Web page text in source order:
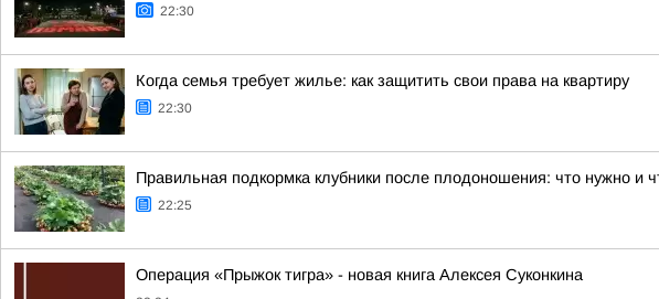
22:30
Когда семья требует жилье: как защитить свои права на квартиру
22:30
Правильная подкормка клубники после плодоношения: что нужно и
22:25
Операция «Прыжок тигра» - новая книга Алексея Суконкина